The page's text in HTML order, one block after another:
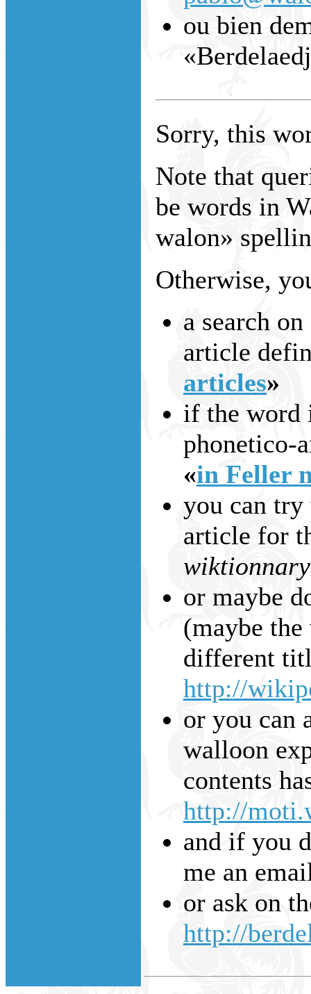
ou bien
Sorry, this
Note that
be words in
walon»
Otherwise,
a search
article
articles»
if the word
phonetico-
«in Feller
you can try
article for
wiktionnary
or maybe
(maybe
different
http://
or you can
walloon
contents
http://
and if you
me an
or ask on
http://